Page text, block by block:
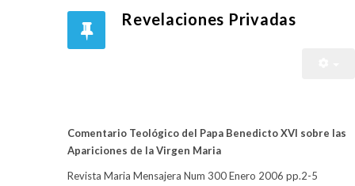
Revelaciones Privadas
Comentario Teológico del Papa Benedicto XVI sobre las
Apariciones de la Virgen Maria
Revista Maria Mensajera Num 300 Enero 2006 pp.2-5